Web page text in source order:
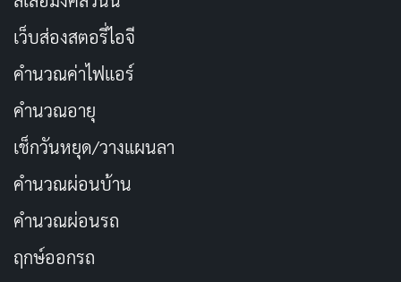
เว็บส่องสตอรี่ไอจี
คำนวณค่าไฟแอร์
คำนวณอายุ
เช็กวันหยุด/วางแผนลา
คำนวณผ่อนบ้าน
คำนวณผ่อนรถ
ฤกษ์ออกรถ